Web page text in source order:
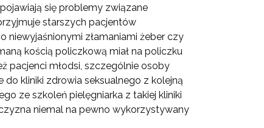
się problemy związane
starszych pacjentów
niewyjaśnionymi złamaniami żeber czy
kością policzkową miał na policzku
pacjenci młodsi, szczególnie osoby
do kliniki zdrowia seksualnego z kolejną
ze szkoleń pielęgniarka z takiej kliniki
niemal na pewno wykorzystywany